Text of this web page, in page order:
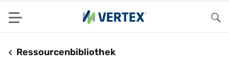
Menu
Ressourcenbibliothek